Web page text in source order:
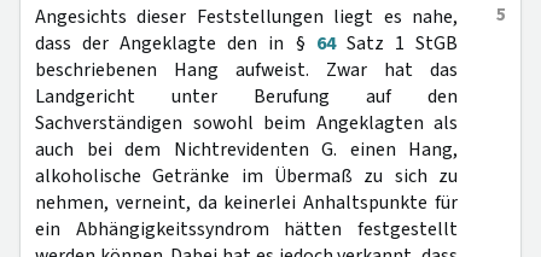
5
Angesichts dieser Feststellungen liegt es nahe,
dass der Angeklagte den in § 64Satz 1 StGB
beschriebenen Hang aufweist. Zwar hat das
Landgericht unter Berufung auf den
Sachverständigen sowohl beim Angeklagten als
auch bei dem Nichtrevidenten G. einen Hang,
alkoholische Getränke im Übermaß zu sich zu
nehmen, verneint, da keinerlei Anhaltspunkte für
ein Abhängigkeitssyndrom hätten festgestellt